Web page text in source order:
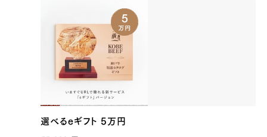
選べるeギフト 5万円